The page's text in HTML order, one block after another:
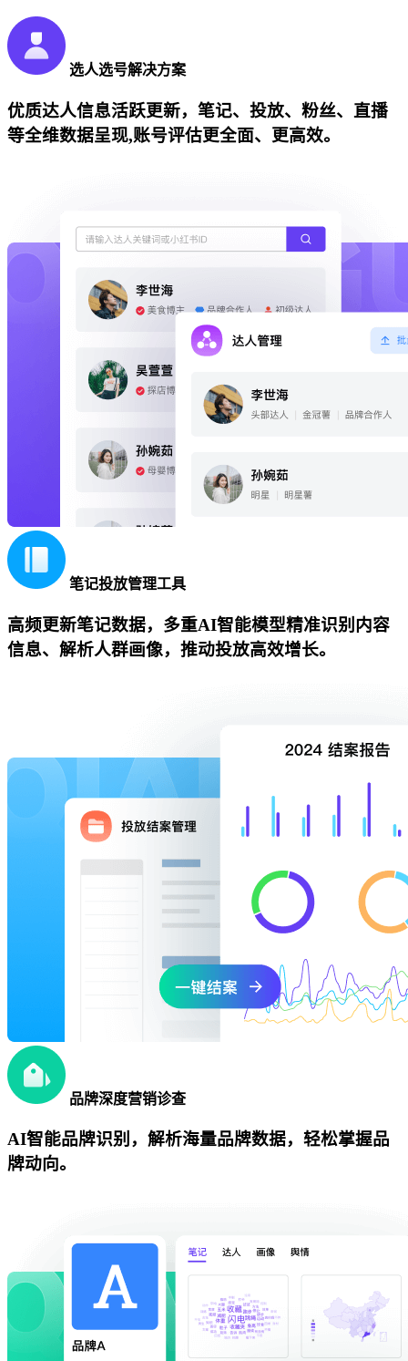
选人选号解决方案
优质达人信息活跃更新，笔记、投放、粉丝、直播
等全维数据呈现,账号评估更全面、更高效。
笔记投放管理工具
高频更新笔记数据，多重AI智能模型精准识别内容
信息、解析人群画像，推动投放高效增长。
品牌深度营销诊查
AI智能品牌识别，解析海量品牌数据，轻松掌握品
牌动向。